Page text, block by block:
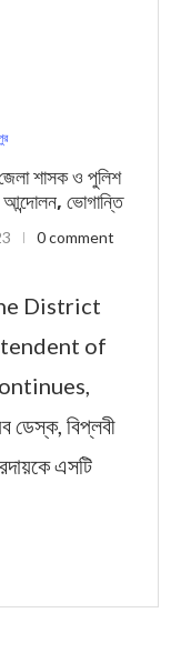
শাসক ও পুলিশ
আন্দোলন, ভোগান্তি
0 comment
District
of
বিপ্লবী
এসটি